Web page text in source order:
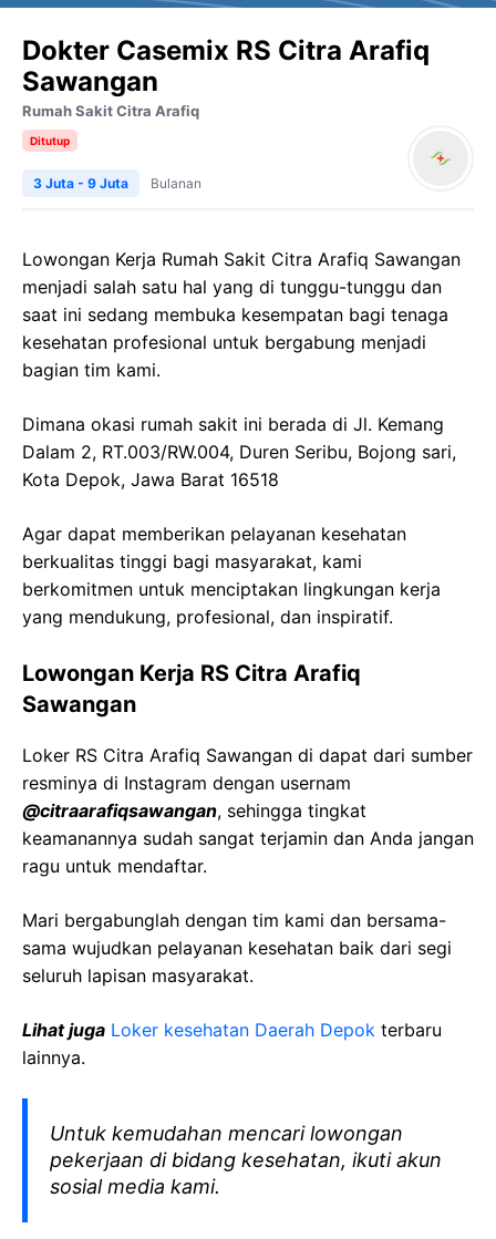
Dokter Casemix RS Citra Arafiq
Sawangan
Rumah Sakit Citra Arafiq
Ditutup
3 Juta - 9 Juta Bulanan
Lowongan Kerja Rumah Sakit Citra Arafiq Sawangan
menjadi salah satu hal yang di tunggu-tunggu dan
saat ini sedang membuka kesempatan bagi tenaga
kesehatan profesional untuk bergabung menjadi
bagian tim kami.
Dimana okasi rumah sakit ini berada di Jl. Kemang
Dalam 2, RT.003/RW.004, Duren Seribu, Bojong sari,
Kota Depok, Jawa Barat 16518
Agar dapat memberikan pelayanan kesehatan
berkualitas tinggi bagi masyarakat, kami
berkomitmen untuk menciptakan lingkungan kerja
yang mendukung, profesional, dan inspiratif.
Lowongan Kerja RS Citra Arafiq
Sawangan
Loker RS Citra Arafiq Sawangan di dapat dari sumber
resminya di Instagram dengan usernam
@citraarafiqsawangan, sehingga tingkat
keamanannya sudah sangat terjamin dan Anda jangan
ragu untuk mendaftar.
Mari bergabunglah dengan tim kami dan bersama-
sama wujudkan pelayanan kesehatan baik dari segi
seluruh lapisan masyarakat.
Lihat juga Loker kesehatan Daerah Depok terbaru
lainnya.
Untuk kemudahan mencari lowongan
pekerjaan di bidang kesehatan, ikuti akun
sosial media kami.